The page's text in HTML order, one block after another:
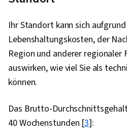
Ihr Standort kann sich
Lebenshaltungskosten, der
Region und anderer regionaler
auswirken, wie viel Sie als
können.
Das Brutto-
40 Wochenstunden [3]: